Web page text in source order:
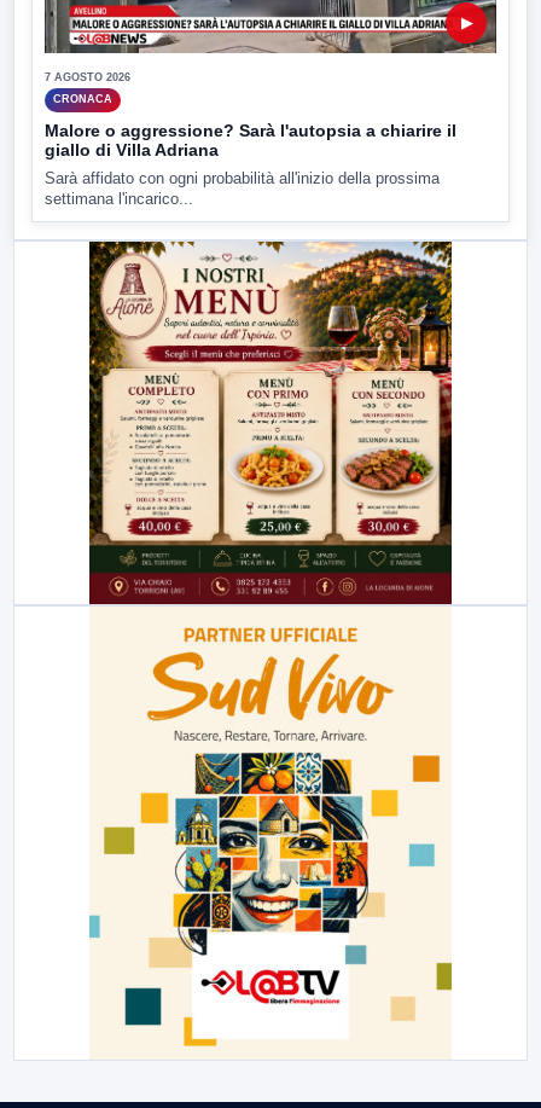
▶
7 AGOSTO 2026
CRONACA
Malore o aggressione? Sarà l'autopsia a chiarire il
giallo di Villa Adriana
Sarà affidato con ogni probabilità all'inizio della prossima
settimana l'incarico...